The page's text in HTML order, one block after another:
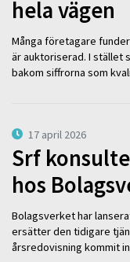
hela vägen
Många företagare
är auktoriserad. I stället
bakom siffrorna som
17 april 2026
Srf
hos
Bolagsverket har
ersätter den tidigare
årsredovisning kommit